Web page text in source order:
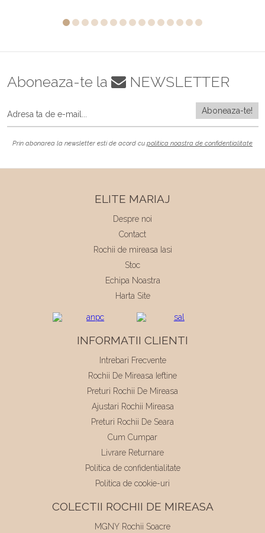
Aboneaza-te la NEWSLETTER
Prin abonarea la newsletter esti de acord cu politica noastra de confidentialitate
ELITE MARIAJ
Despre noi
Contact
Rochii de mireasa Iasi
Stoc
Echipa Noastra
Harta Site
INFORMATII CLIENTI
Intrebari Frecvente
Rochii De Mireasa Ieftine
Preturi Rochii De Mireasa
Ajustari Rochii Mireasa
Preturi Rochii De Seara
Cum Cumpar
Livrare Returnare
Politica de confidentialitate
Politica de cookie-uri
COLECTII ROCHII DE MIREASA
MGNY Rochii Soacre